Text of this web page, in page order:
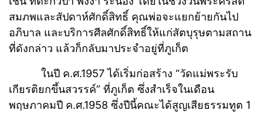
สมภพและสัปดาห์ศักดิ์สิทธิ์ คุณพ่อจะแยกย้ายกันไป
อภิบาล และบริการศีลศักดิ์สิทธิ์ให้แก่สัตบุรุษตามสถาน
ที่ดังกล่าว แล้วก็กลับมาประจำอยู่ที่ภูเก็ต
ในปี ค.ศ.1957 ได้เริ่มก่อสร้าง “วัดแม่พระรับ
เกียรติยกขึ้นสวรรค์” ที่ภูเก็ต ซึ่งสำเร็จในเดือน
พฤษภาคมปี ค.ศ.1958 ซึ่งปีนี้คณะได้สูญเสียธรรมทูต 1